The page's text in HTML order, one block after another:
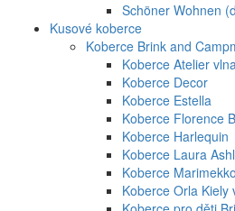
Schöner Wohnen
Kusové koberce
Koberce Brink and
Koberce Atelier
Koberce Decor
Koberce Estella
Koberce Florence
Koberce Harlequin
Koberce Laura
Koberce
Koberce Orla Kiely